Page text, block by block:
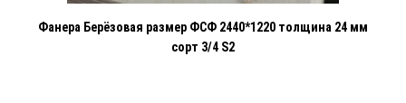
Фанера Берёзовая размер ФСФ 2440*1220 толщина 24 мм
сорт 3/4 S2